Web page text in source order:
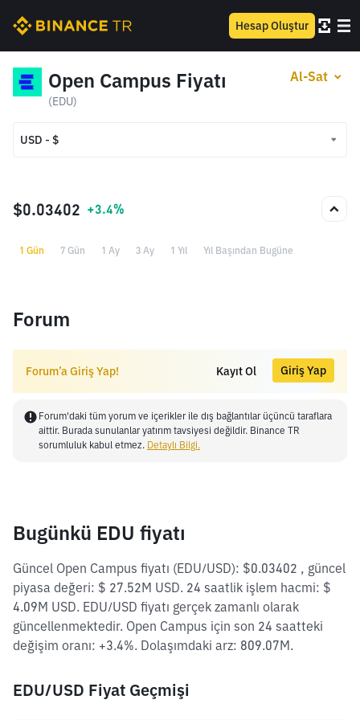
Hesap Oluştur
Open Campus Fiyatı
(EDU)
Al-Sat
USD - $
TRY - ₺
$0.03402 +3.4%
1 Gün 7 Gün 1 Ay 3 Ay 1 Yıl Yıl Başından Bugüne
Forum
Forum’a Giriş Yap! Kayıt Ol Giriş Yap
Forum'daki tüm yorum ve içerikler ile dış bağlantılar üçüncü taraflara
aittir. Burada sunulanlar yatırım tavsiyesi değildir. Binance TR
sorumluluk kabul etmez. Detaylı Bilgi.
Bugünkü EDU fiyatı
Güncel Open Campus fiyatı (EDU/USD): $0.03402 , güncel
piyasa değeri: $ 27.52M USD. 24 saatlik işlem hacmi: $
4.09M USD. EDU/USD fiyatı gerçek zamanlı olarak
güncellenmektedir. Open Campus için son 24 saatteki
değişim oranı: +3.4%. Dolaşımdaki arz: 809.07M.
EDU/USD Fiyat Geçmişi